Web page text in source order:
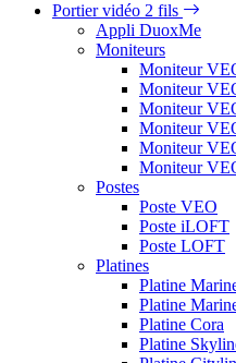
Portier vidéo 2 fils
Appli DuoxMe
Moniteurs
Moniteur
Moniteur
Moniteur
Moniteur
Moniteur
Moniteur
Postes
Poste VEO
Poste iLOFT
Poste LOFT
Platines
Platine
Platine
Platine Cora
Platine